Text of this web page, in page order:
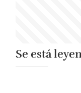
Se está